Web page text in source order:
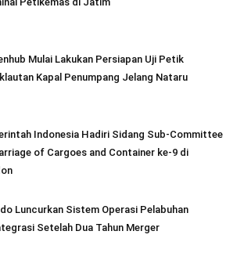
Mulai Lakukan Persiapan Uji Petik
Kapal Penumpang Jelang Nataru
Indonesia Hadiri Sidang Sub-Committee
of Cargoes and Container ke-9 di
Luncurkan Sistem Operasi Pelabuhan
Setelah Dua Tahun Merger